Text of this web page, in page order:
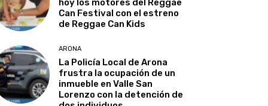
hoy los motores del Reggae
Can Festival con el estreno
de Reggae Can Kids
ARONA
La Policía Local de Arona
frustra la ocupación de un
inmueble en Valle San
Lorenzo con la detención de